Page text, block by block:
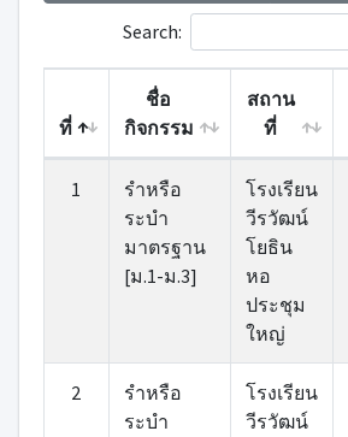
Search:
ที่
ชื่อ
กิจกรรม
สถาน
ที่
1
รําหรือ
ระบํา
มาตรฐาน
[ม.1-ม.3]
โรงเรียน
วีรวัฒน์
โยธิน
หอ
ประชุม
ใหญ่
2
รําหรือ
ระบํา
โรงเรียน
วีรวัฒน์